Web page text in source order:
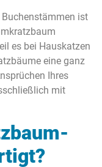
ist
es bei Hauskatzen
eine ganz
Ihres
mit